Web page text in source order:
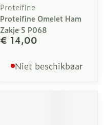
Proteifine
Proteifine Omelet Ham
Zakje 5 P068
€ 14,00
Niet beschikbaar